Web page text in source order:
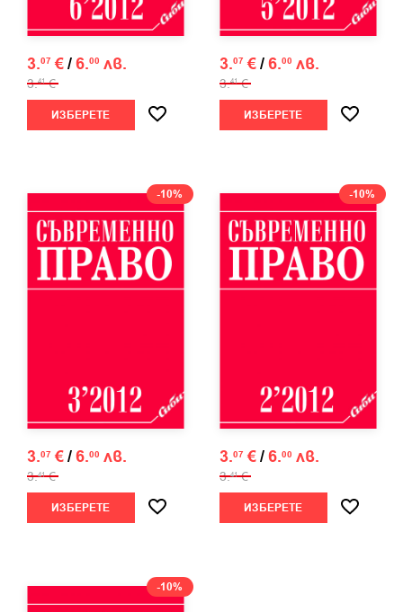
3.07 €/6.00 лв.
3.41 €
ИЗБЕРЕТЕ
3.07 €/6.00 лв.
3.41 €
ИЗБЕРЕТЕ
-10%
3.07 €/6.00 лв.
3.41 €
ИЗБЕРЕТЕ
-10%
3.07 €/6.00 лв.
3.41 €
ИЗБЕРЕТЕ
-10%